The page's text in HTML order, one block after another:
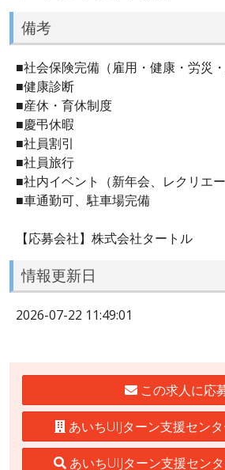
備考
■社会保険完備（雇用・健康・労災・
■健康診断
■産休・育休制度
■慶弔休暇
■社員割引
■社員旅行
■社内イベント（新年会、レクリエー
■車通勤可、駐車場完備
【応募会社】株式会社タートル
情報更新日
2026-07-22 11:49:01
この求人に応
あいちUIJターン支援セン
あいちUIJターン支援セン